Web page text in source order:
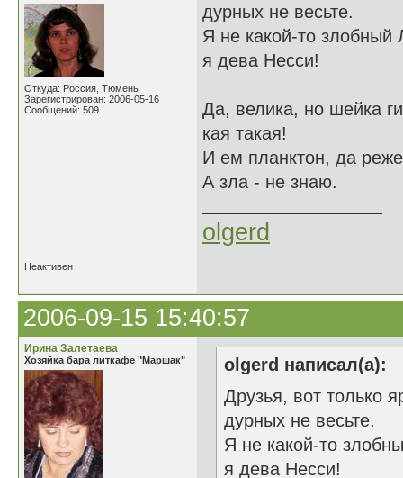
Откуда: Россия, Тюмень
Зарегистрирован: 2006-05-16
Сообщений: 509
дурных не весьте.
Я не какой-то злобный
я дева Несси!
Да, велика, но шейка
кая такая!
И ем планктон, да
А зла - не знаю.
olgerd
Неактивен
2006-09-15 15:40:57
Ирина Залетаева
Хозяйка бара литкафе "Маршак"
olgerd написал(а):
Друзья, вот только
дурных не весьте.
Я не какой-то
я дева Несси!